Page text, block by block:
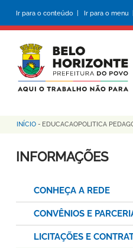
conteúdo
principal
Ir para o conteúdo | Ir para o menu
Trilha
de
INÍCIO - EDUCACAOPOLITICA
INFORMAÇÕES
CONHEÇA A REDE
CONVÊNIOS E
LICITAÇÕES E